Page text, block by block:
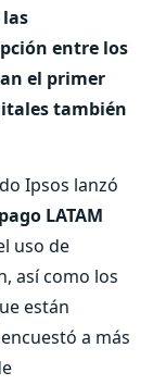
entre los
el primer
también
Ipsos lanzó
LATAM
uso de
así como los
están
a más